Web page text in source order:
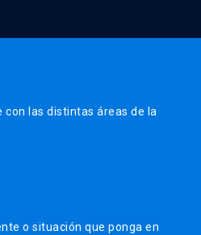
las distintas áreas de la
o situación que ponga en